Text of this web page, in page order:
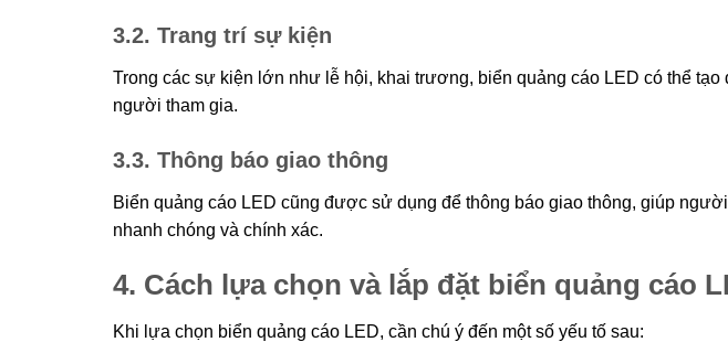
3.2. Trang trí sự kiện
Trong các sự kiện lớn như lễ hội, khai trương, biển quảng cáo LED có thể tạo
người tham gia.
3.3. Thông báo giao thông
Biển quảng cáo LED cũng được sử dụng để thông báo giao thông, giúp
nhanh chóng và chính xác.
4. Cách lựa chọn và lắp đặt biển quảng cáo
Khi lựa chọn biển quảng cáo LED, cần chú ý đến một số yếu tố sau: